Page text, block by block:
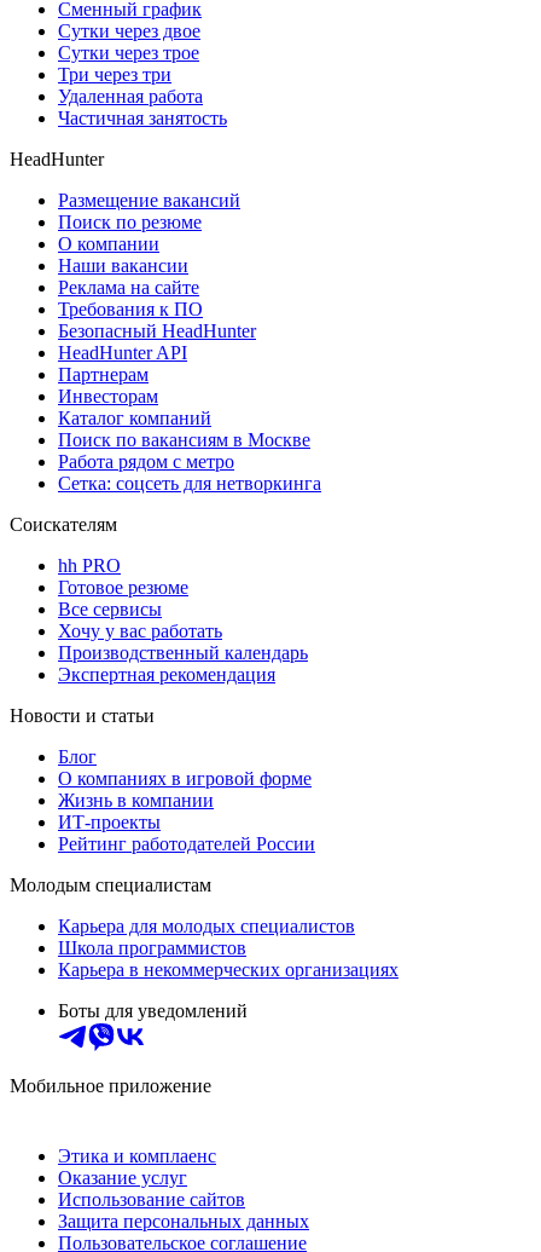
Сменный график
Сутки через двое
Сутки через трое
Три через три
Удаленная работа
Частичная занятость
HeadHunter
Размещение вакансий
Поиск по резюме
О компании
Наши вакансии
Реклама на сайте
Требования к ПО
Безопасный HeadHunter
HeadHunter API
Партнерам
Инвесторам
Каталог компаний
Поиск по вакансиям в Москве
Работа рядом с метро
Сетка: соцсеть для нетворкинга
Соискателям
hh PRO
Готовое резюме
Все сервисы
Хочу у вас работать
Производственный календарь
Экспертная рекомендация
Новости и статьи
Блог
О компаниях в игровой форме
Жизнь в компании
ИТ-проекты
Рейтинг работодателей России
Молодым специалистам
Карьера для молодых специалистов
Школа программистов
Карьера в некоммерческих организациях
Боты для уведомлений
Мобильное приложение
Этика и комплаенс
Оказание услуг
Использование сайтов
Защита персональных данных
Пользовательское соглашение